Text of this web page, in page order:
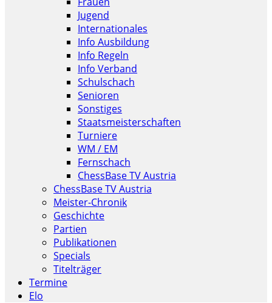
Jugend
Internationales
Info Ausbildung
Info Regeln
Info Verband
Schulschach
Senioren
Sonstiges
Staatsmeisterschaften
Turniere
WM / EM
Fernschach
ChessBase TV Austria
ChessBase TV Austria
Meister-Chronik
Geschichte
Partien
Publikationen
Specials
Titelträger
Termine
Elo